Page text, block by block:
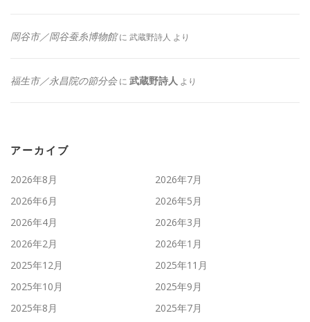
岡谷市／岡谷蚕糸博物館に 武蔵野詩人 より
福生市／永昌院の節分会に 武蔵野詩人 より
アーカイブ
2026年8月
2026年7月
2026年6月
2026年5月
2026年4月
2026年3月
2026年2月
2026年1月
2025年12月
2025年11月
2025年10月
2025年9月
2025年8月
2025年7月